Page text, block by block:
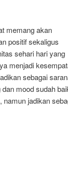
memang akan
positif sekaligus
sehari hari yang
menjadi
sebagai
mood sudah
namun jadikan